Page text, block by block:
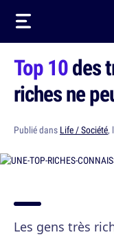
Top 10des
riches ne
Publié dans Life / Société,
Les gens très